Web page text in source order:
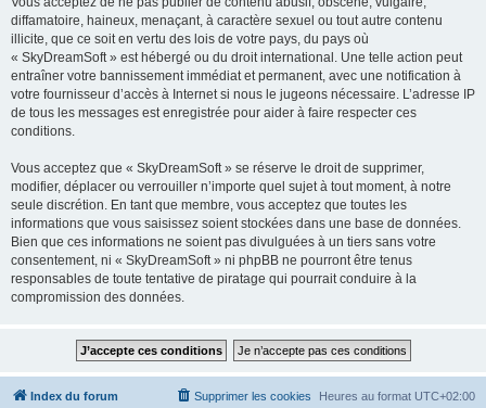
diffamatoire, haineux, menaçant, à caractère sexuel ou tout autre contenu
illicite, que ce soit en vertu des lois de votre pays, du pays où
« SkyDreamSoft » est hébergé ou du droit international. Une telle action peut
entraîner votre bannissement immédiat et permanent, avec une notification à
votre fournisseur d’accès à Internet si nous le jugeons nécessaire. L’adresse IP
de tous les messages est enregistrée pour aider à faire respecter ces
conditions.
Vous acceptez que « SkyDreamSoft » se réserve le droit de supprimer,
modifier, déplacer ou verrouiller n’importe quel sujet à tout moment, à notre
seule discrétion. En tant que membre, vous acceptez que toutes les
informations que vous saisissez soient stockées dans une base de données.
Bien que ces informations ne soient pas divulguées à un tiers sans votre
consentement, ni « SkyDreamSoft » ni phpBB ne pourront être tenus
responsables de toute tentative de piratage qui pourrait conduire à la
compromission des données.
Index du forum Heures au format UTC+02:00
Supprimer les cookies